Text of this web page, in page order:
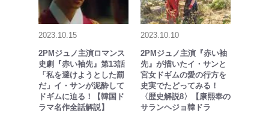
2023.10.15
2PMジュノ主演ロマンス
史劇『赤い袖先』第13話
「私を避けようとした罰
だ」イ・サンが泥酔して
ドギムに迫る！【韓国ド
ラマ名作全話解説】
2023.10.10
2PMジュノ主演『赤い袖
先』が描いたイ・サンと
宮女ドギムの愛の行方を
史実でたどってみる！
〈歴史解説8〉【康熙奉の
サランヘジョ韓ドラ